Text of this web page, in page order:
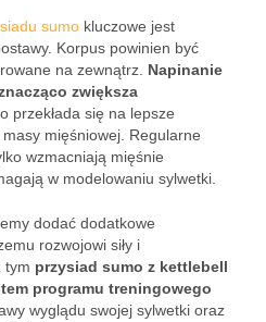
sumo kluczowe jest
Korpus powinien być
na zewnątrz. Napinanie
zwiększa
przekłada się na lepsze
mięśniowej. Regularne
wzmacniają mięśnie
w modelowaniu sylwetki.
dodać dodatkowe
rozwojowi siły i
tym przysiad sumo z kettlebell
programu treningowego
wyglądu swojej sylwetki oraz